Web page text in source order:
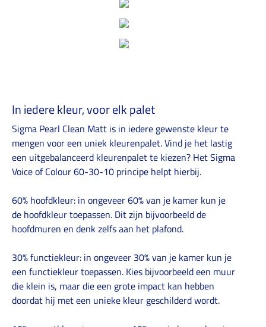
In iedere kleur, voor elk palet
Sigma Pearl Clean Matt is in iedere gewenste kleur te
mengen voor een uniek kleurenpalet. Vind je het lastig
een uitgebalanceerd kleurenpalet te kiezen? Het Sigma
Voice of Colour 60-30-10 principe helpt hierbij.
60% hoofdkleur: in ongeveer 60% van je kamer kun je
de hoofdkleur toepassen. Dit zijn bijvoorbeeld de
hoofdmuren en denk zelfs aan het plafond.
30% functiekleur: in ongeveer 30% van je kamer kun je
een functiekleur toepassen. Kies bijvoorbeeld een muur
die klein is, maar die een grote impact kan hebben
doordat hij met een unieke kleur geschilderd wordt.